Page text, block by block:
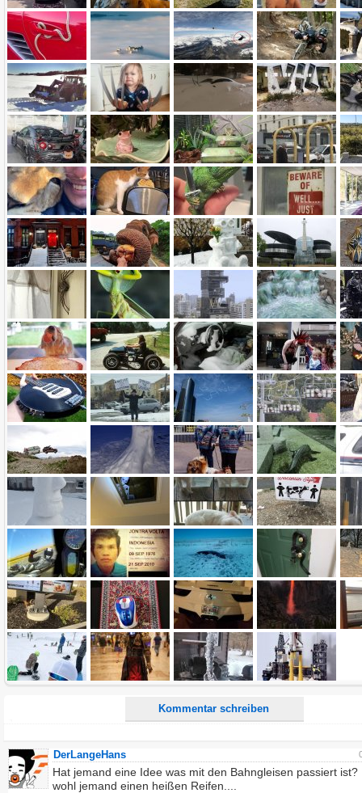
Kommentar schreiben
Name:
E-Mail-Adresse (optional):
Kommentar:
Alle HTML-Tags außer <br>, <strike> und <i> werden aus Deinem Kommentar entfernt.
URLs werden automatisch umgewandelt. Bitte verwende "www." oder "http://" in URLs
Ich möchte eine E-Mail, wenn zu meinem Kommentar Antworten erscheinen.
Ich möchte eine E-Mail, wenn auf dieser Seite weitere Kommentare erscheinen.
DerLangeHans
Hat jemand eine Idee was mit den Bahngleisen passiert ist?
wohl jemand einen heißen Reifen....